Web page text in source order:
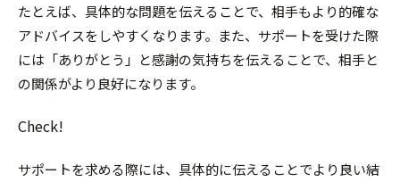
たとえば、具体的な問題を伝えることで、相手もより的確な
アドバイスをしやすくなります。また、サポートを受けた際
には「ありがとう」と感謝の気持ちを伝えることで、相手と
の関係がより良好になります。
Check!
サポートを求める際には、具体的に伝えることでより良い結